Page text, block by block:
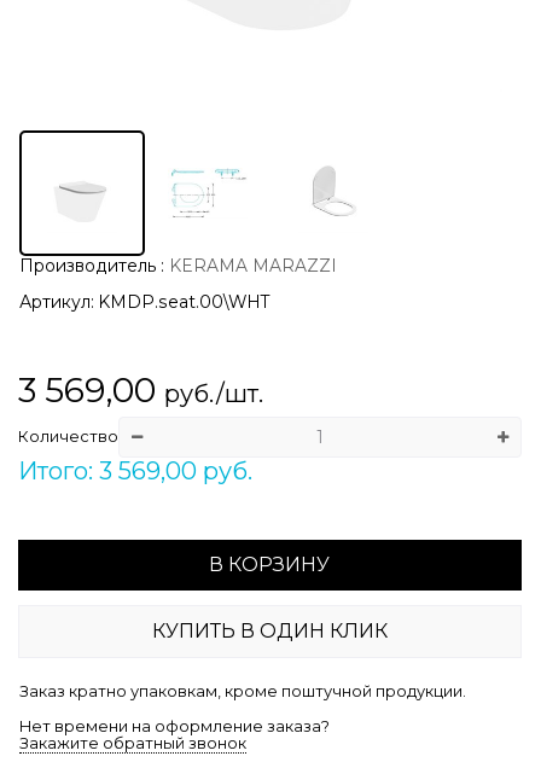
Производитель : KERAMA MARAZZI
Артикул: KMDP.seat.00\WHT
3 569,00 руб./шт.
Количество
Итого: 3 569,00 руб.
В КОРЗИНУ
КУПИТЬ В ОДИН КЛИК
Заказ кратно упаковкам, кроме поштучной продукции.
Нет времени на оформление заказа?
Закажите обратный звонок